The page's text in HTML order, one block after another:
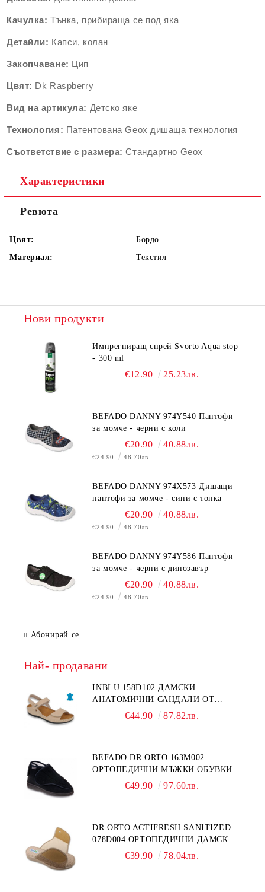
Качулка:Тънка, прибираща се под яка
Детайли: Капси, колан
Закопчаване: Цип
Цвят: Dk Raspberry
Вид на артикула: Детско яке
Технология: Патентована Geox дишаща технология
Съответствие с размера:Стандартно Geox
Характеристики
Ревюта
Цвят:
Бордо
Материал:
Текстил
Нови продукти
Импрегниращ спрей Svorto Aqua stop
- 300 ml
€12.90 25.23лв.
BEFADO DANNY 974Y540 Пантофи
за момче - черни с коли
€20.90 40.88лв.
€24.90 48.70лв.
BEFADO DANNY 974X573 Дишащи
пантофи за момче - сини с топка
€20.90 40.88лв.
€24.90 48.70лв.
BEFADO DANNY 974Y586 Пантофи
за момче - черни с динозавър
€20.90 40.88лв.
€24.90 48.70лв.
Абонирай се
Най- продавани
INBLU 158D102 ДАМСКИ
АНАТОМИЧНИ САНДАЛИ ОТ
ЕСТЕСТВЕНА КОЖА, БЕЖОВИ
€44.90 87.82лв.
BEFADO DR ORTO 163M002
ОРТОПЕДИЧНИ МЪЖКИ ОБУВКИ
ЗА ГИПСИРАН ИЛИ СВРЪХ
€49.90 97.60лв.
DR ORTO ACTIFRESH SANITIZED
078D004 ОРТОПЕДИЧНИ ДАМСКИ
ЧЕХЛИ ЗА МНОГО ОТЕКЪЛ КРАК,
€39.90 78.04лв.